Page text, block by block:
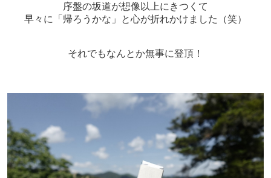
序盤の坂道が想像以上にきつくて
早々に「帰ろうかな」と心が折れかけました（笑）
それでもなんとか無事に登頂！